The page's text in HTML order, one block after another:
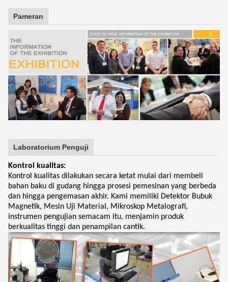
Pameran
Laboratorium Penguji
Kontrol kualitas:
Kontrol kualitas dilakukan secara ketat mulai dari membeli
bahan baku di gudang hingga prosesi pemesinan yang berbeda
dan hingga pengemasan akhir. Kami memiliki Detektor Bubuk
Magnetik, Mesin Uji Material, Mikroskop Metalografi,
instrumen pengujian semacam itu, menjamin produk
berkualitas tinggi dan penampilan cantik.